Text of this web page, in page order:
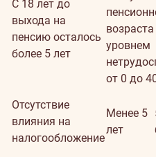
С 18 лет до
выхода на
пенсию осталось
более 5 лет
уровнем
от 0 до
Отсутствие
влияния на
налогообложение
Менее 5
лет